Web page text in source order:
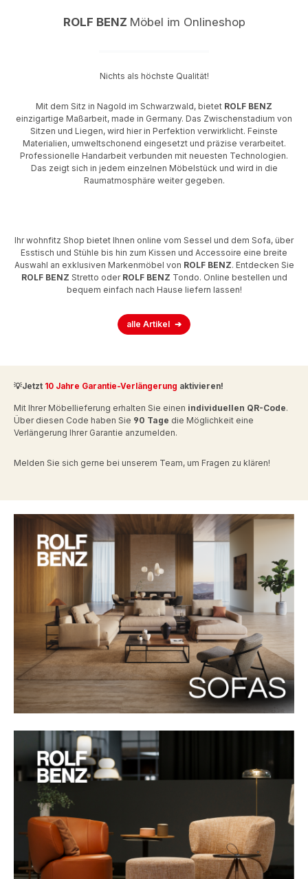
ROLF BENZ Möbel im Onlineshop
Nichts als höchste Qualität!
Mit dem Sitz in Nagold im Schwarzwald, bietet ROLF BENZ
einzigartige Maßarbeit, made in Germany. Das Zwischenstadium von
Sitzen und Liegen, wird hier in Perfektion verwirklicht. Feinste
Materialien, umweltschonend eingesetzt und präzise verarbeitet.
Professionelle Handarbeit verbunden mit neuesten Technologien.
Das zeigt sich in jedem einzelnen Möbelstück und wird in die
Raumatmosphäre weiter gegeben.
Ihr wohnfitz Shop bietet Ihnen online vom Sessel und dem Sofa, über
Esstisch und Stühle bis hin zum Kissen und Accessoire eine breite
Auswahl an exklusiven Markenmöbel von ROLF BENZ. Entdecken Sie
ROLF BENZ Stretto oder ROLF BENZ Tondo. Online bestellen und
bequem einfach nach Hause liefern lassen!
alle Artikel
💡Jetzt 10 Jahre Garantie-Verlängerung aktivieren!
Mit Ihrer Möbellieferung erhalten Sie einen individuellen QR-Code.
Über diesen Code haben Sie 90 Tage die Möglichkeit eine
Verlängerung Ihrer Garantie anzumelden.
Melden Sie sich gerne bei unserem Team, um Fragen zu klären!